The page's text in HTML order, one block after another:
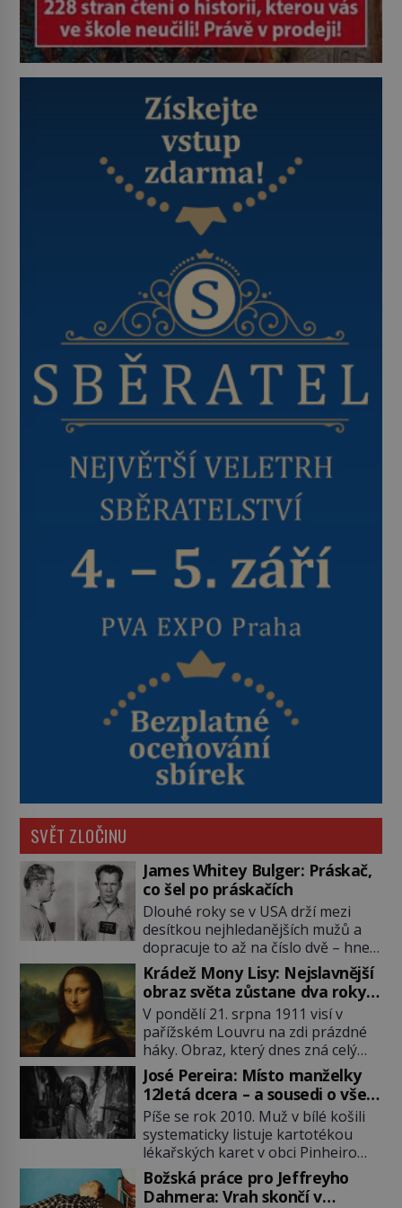
SVĚT ZLOČINU
James Whitey Bulger: Práskač,
co šel po práskačích
Dlouhé roky se v USA drží mezi
desítkou nejhledanějších mužů a
dopracuje to až na číslo dvě – hned
po Usámovi bin Ládinovi (1957–
2011). To je James „Whitey“ Bulger
(1929–2018) viněný ze spoluúčasti
na 19 vraždách, vydírání a lichvy. A
samozřejmě, krom toho je ještě
drogový dealer, který neváhá
odstranit z cesty všechny práskače,
zatímco […]
Krádež Mony Lisy: Nejslavnější
obraz světa zůstane dva roky
nezvěstný
V pondělí 21. srpna 1911 visí v
pařížském Louvru na zdi prázdné
háky. Obraz, který dnes zná celý
svět, je pryč. Zpočátku si nikdo
nemyslí, že jde o krádež.
Zaměstnanci jsou přesvědčeni, že
Mona Lisa je jen v restaurátorské
dílně nebo u fotografa. Když se
ukáže pravda, propukne jeden z
největších honů na zloděje v […]
José Pereira: Místo manželky
12letá dcera – a sousedi o všem
vědí!
Píše se rok 2010. Muž v bílé košili
systematicky listuje kartotékou
lékařských karet v obci Pinheiro
ležící asi 20 kilometrů od farmy s
podivínským majitelem. Něco tu
Božská práce pro Jeffreyho
Dahmera: Vrah skončí v